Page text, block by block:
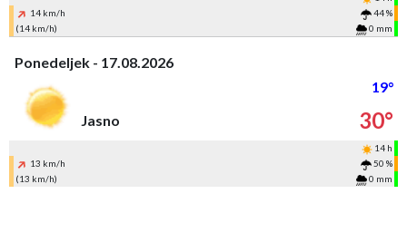
14 km/h
44 %
(14 km/h)
0 mm
Ponedeljek - 17.08.2026
19°
Jasno
30°
14 h
13 km/h
50 %
(13 km/h)
0 mm